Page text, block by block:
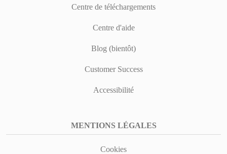
Centre de téléchargements
Centre d'aide
Blog (bientôt)
Customer Success
Accessibilité
MENTIONS LÉGALES
Cookies